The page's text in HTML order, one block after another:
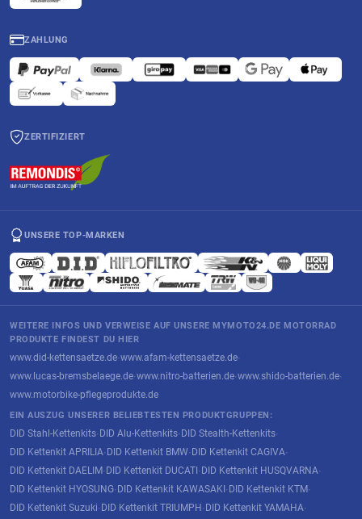
ZAHLUNG
ZERTIFIZIERT
UNSERE TOP-MARKEN
WEITERE INFOS UND VERWEISE AUF UNSERE MYMOTO24.DE MOTORRAD
PRODUKTE FINDEST DU HIER
www.did-kettensaetze.de·www.afam-kettensaetze.de·
www.lucas-bremsbelaege.de·www.nitro-batterien.de·www.shido-batterien.de·
www.motorbike-pflegeprodukte.de
EIN AUSZUG UNSERER BELIEBTESTEN PRODUKTGRUPPEN:
DID Stahl-Kettenkits· DID Alu-Kettenkits· DID Stealth-Kettenkits·
DID Kettenkit APRILIA· DID Kettenkit BMW· DID Kettenkit CAGIVA·
DID Kettenkit DAELIM· DID Kettenkit DUCATI· DID Kettenkit HUSQVARNA·
DID Kettenkit HYOSUNG· DID Kettenkit KAWASAKI· DID Kettenkit KTM·
DID Kettenkit Suzuki· DID Kettenkit TRIUMPH· DID Kettenkit YAMAHA·